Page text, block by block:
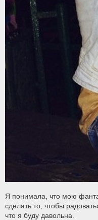
Я понимала, что мою
сделать то, чтобы
что я буду давольна.